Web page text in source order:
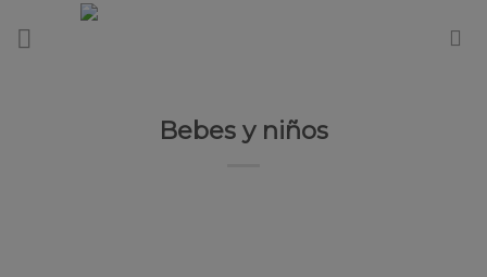
Bebes y niños